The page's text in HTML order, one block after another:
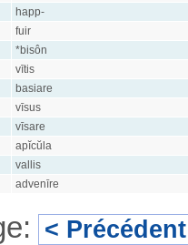
happ-
fuir
*bisôn
vītis
basiare
vīsus
vīsare
apĭcŭla
vallis
advenīre
< Précédent